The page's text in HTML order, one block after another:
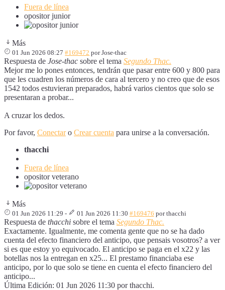
Fuera de línea
opositor junior
Más
01 Jun 2026 08:27 #169472 porJose-thac
Respuesta de Jose-thac sobre el tema Segundo Thac.
Mejor me lo pones entonces, tendrán que pasar entre 600 y 800 para
que les cuadren los números de cara al tercero y no creo que de esos
1542 todos estuvieran preparados, habrá varios cientos que solo se
presentaran a probar...
A cruzar los dedos.
Por favor, Conectaro Crear cuenta para unirse a la conversación.
thacchi
Fuera de línea
opositor veterano
Más
01 Jun 2026 11:29 - 01 Jun 2026 11:30 #169476 porthacchi
Respuesta de thacchi sobre el tema Segundo Thac.
Exactamente. Igualmente, me comenta gente que no se ha dado
cuenta del efecto financiero del anticipo, que pensais vosotros? a ver
si es que estoy yo equivocado. El anticipo se paga en el x22 y las
botellas nos la entregan en x25... El prestamo financiaba ese
anticipo, por lo que solo se tiene en cuenta el efecto financiero del
anticipo...
Última Edición: 01 Jun 2026 11:30 porthacchi.